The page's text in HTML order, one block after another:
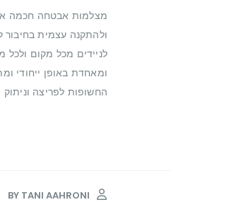
מצלמות אבטחה חכמה
לניידים מכל מקום
ומאחדת באופן ייחודי
החשופות לפריצה
TANI AAHRONI